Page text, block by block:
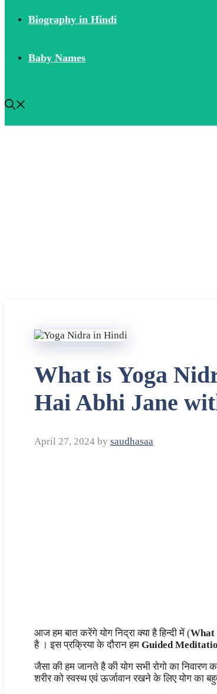
Biography in Hindi
Baby Names
What is Yoga
Hai Abhi Jane
April 27, 2024 by saudhasaa
आज हम बात करेंगे योग निद्रा क्या है हिन्दी में (What
है । इस प्रक्रिया के दौरान हम Guided
जैसा की हम जानते है की योग सभी रोगो का निवारण
शरीर को स्वस्थ एवं ऊर्जावान रखने के लिए योग का